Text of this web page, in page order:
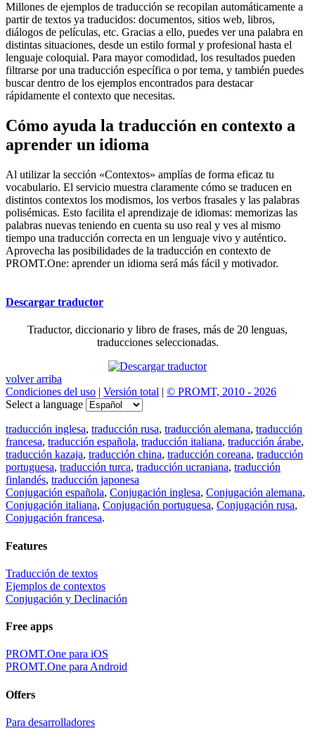
Millones de ejemplos de traducción se recopilan automáticamente a
partir de textos ya traducidos: documentos, sitios web, libros,
diálogos de películas, etc. Gracias a ello, puedes ver una palabra en
distintas situaciones, desde un estilo formal y profesional hasta el
lenguaje coloquial. Para mayor comodidad, los resultados pueden
filtrarse por una traducción específica o por tema, y también puedes
buscar dentro de los ejemplos encontrados para destacar
rápidamente el contexto que necesitas.
Cómo ayuda la traducción en contexto a
aprender un idioma
Al utilizar la sección «Contextos» amplías de forma eficaz tu
vocabulario. El servicio muestra claramente cómo se traducen en
distintos contextos los modismos, los verbos frasales y las palabras
polisémicas. Esto facilita el aprendizaje de idiomas: memorizas las
palabras nuevas teniendo en cuenta su uso real y ves al mismo
tiempo una traducción correcta en un lenguaje vivo y auténtico.
Aprovecha las posibilidades de la traducción en contexto de
PROMT.One: aprender un idioma será más fácil y motivador.
Descargar traductor
Traductor, diccionario y libro de frases, más de 20 lenguas,
traducciones seleccionadas.
volver arriba
Condiciones del uso | Versión total | © PROMT, 2010 - 2026
Select a language
traducción inglesa, traducción rusa, traducción alemana, traducción
francesa, traducción española, traducción italiana, traducción árabe,
traducción kazaja, traducción china, traducción coreana, traducción
portuguesa, traducción turca, traducción ucraniana, traducción
finlandés, traducción japonesa
Conjugación española, Conjugación inglesa, Conjugación alemana,
Conjugación italiana, Conjugación portuguesa, Conjugación rusa,
Conjugación francesa.
Features
Traducción de textos
Ejemplos de contextos
Conjugación y Declinación
Free apps
PROMT.One para iOS
PROMT.One para Android
Offers
Para desarrolladores